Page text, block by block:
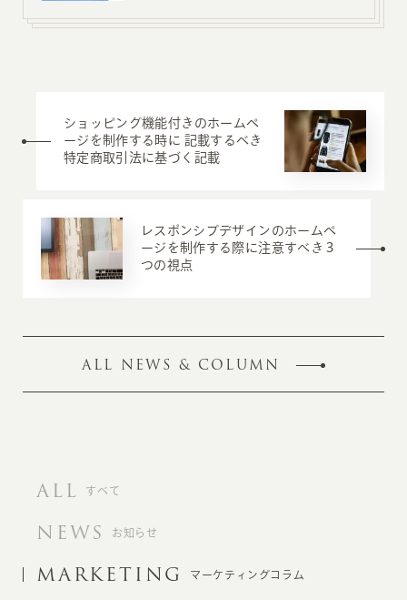
ショッピング機能付きのホームペ
ージを制作する時に 記載するべき
特定商取引法に基づく記載
レスポンシブデザインのホームペ
ージを制作する際に注意すべき３
つの視点
ALL NEWS & COLUMN
ALL すべて
NEWS お知らせ
MARKETING マーケティングコラム